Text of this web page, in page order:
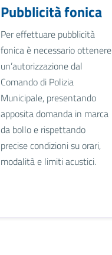
Pubblicità fonica
Per effettuare pubblicità
fonica è necessario ottenere
un’autorizzazione dal
Comando di Polizia
Municipale, presentando
apposita domanda in marca
da bollo e rispettando
precise condizioni su orari,
modalità e limiti acustici.